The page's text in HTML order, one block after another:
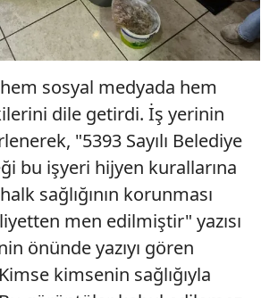
sosyal medyada hem
dile getirdi. İş yerinin
"5393 Sayılı Belediye
bu işyeri hijyen kurallarına
sağlığının korunması
men edilmiştir" yazısı
önünde yazıyı gören
kimsenin sağlığıyla